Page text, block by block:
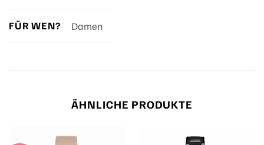
FÜR WEN? Damen
ÄHNLICHE PRODUKTE